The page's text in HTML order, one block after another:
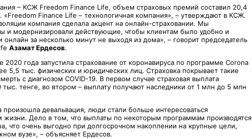
– КСЖ Freedom Finance Life, объем страховых премий составил 20,4
«Freedom Finance Life – технологичная компания», – утверждают в КСЖ.
компания сделала акцент на онлайн-страховании. Мы
и модернизировали действующие, чтобы клиентам было удобно и
онлайн за несколько минут не выходя из дома», – говорит председатель
Азамат Ердесов.
года запустила страхование от коронавируса по программе Corona
5,5 тыс. физических и юридических лиц. Страховка покрывает такие
с диагнозом COVID-19. В первом случае страховая выплата
тыс. тенге, во втором – выплату получают наследники от 1 млн до 5 млн
произошла девальвация, люди стали больше интересоваться
жизни. Дело в том, что выплаты по некоторым программам производятся
что очень выгодно при долгосрочном накоплении на крупные цели,
вузе», – объясняет Ердесов.